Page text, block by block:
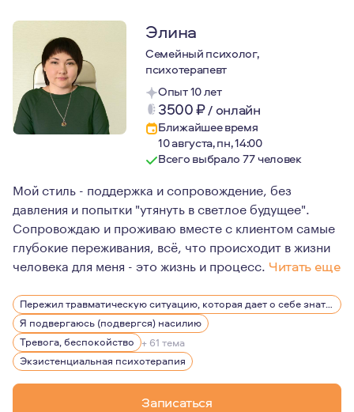
Элина
Семейный психолог,
психотерапевт
Опыт 10 лет
3500₽/ онлайн
Ближайшее время
10 августа, пн, 14:00
Всего выбрало 77 человек
Мой стиль - поддержка и сопровождение, без
давления и попытки "утянуть в светлое будущее".
Сопровождаю и проживаю вместе с клиентом самые
глубокие переживания, всё, что происходит в жизни
человека для меня - это жизнь и процесс. Читать еще
Много лет своей жизни я посвятила
Работа занимает много места и времени моей жизни,
В отношениях, воспитываю двоих котов. А иногда они
Пережил травматическую ситуацию, которая дает о себе знать, беспокоит, вызывает эмоции
Я подвергаюсь (подвергся) насилию
Тревога, беспокойство + 61 тема
Экзистенциальная психотерапия
Записаться